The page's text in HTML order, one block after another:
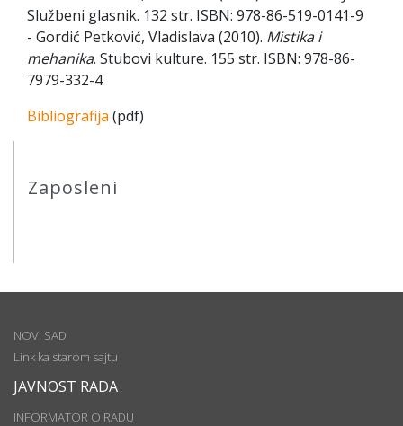
Zaposleni
Službeni glasnik. 132 str. ISBN: 978-86-519-0141-9
- Gordić Petković, Vladislava (2010). Mistika i
mehanika. Stubovi kulture. 155 str. ISBN: 978-86-
7979-332-4
Bibliografija (pdf)
NOVI SAD
Link ka starom sajtu
JAVNOST RADA
INFORMATOR O RADU